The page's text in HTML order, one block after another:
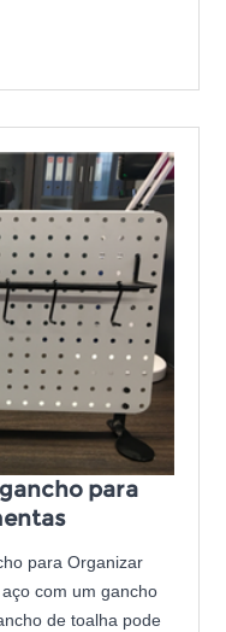
para
para Organizar
com um gancho
de toalha pode